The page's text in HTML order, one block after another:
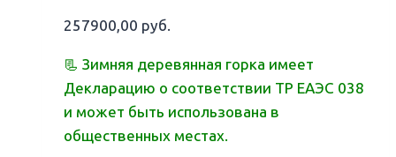
257900,00 руб.
📃 Зимняя деревянная горка имеет
Декларацию о соответствии ТР ЕАЭС 038
и может быть использована в
общественных местах.